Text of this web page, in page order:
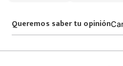
Queremos saber tu opinión